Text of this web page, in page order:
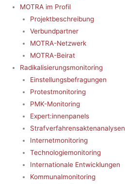
MOTRA im Profil
Projektbeschreibung
Verbundpartner
MOTRA-Netzwerk
MOTRA-Beirat
Radikalisierungsmonitoring
Einstellungsbefragungen
Protestmonitoring
PMK-Monitoring
Expert:innenpanels
Strafverfahrensaktenanalysen
Internetmonitoring
Technologiemonitoring
Internationale Entwicklungen
Kommunalmonitoring